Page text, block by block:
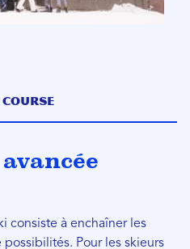
consiste à enchaîner les
Pour les skieurs